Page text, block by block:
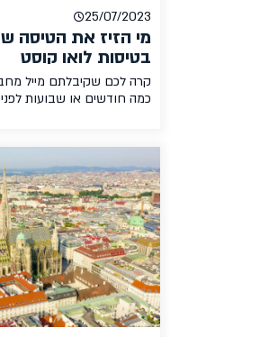
25/07/2023
מי הזיז את הטיסה
בטיסות לואו קוסט
קרה לכם שקיבלתם מייל
כמה חודשים או שבועות
ויותר, ואין ספק שזה יכול
לכם אירוע מיוחד לתפוס
כדורגל. […]